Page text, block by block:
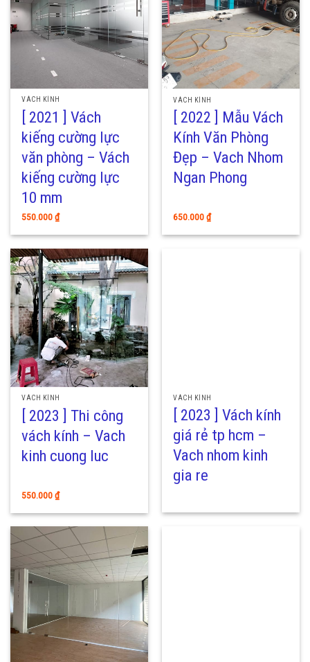
VÁCH KÍNH
[ 2021 ] Vách
kiếng cường lực
văn phòng – Vách
kiếng cường lực
10 mm
550.000₫
VÁCH KÍNH
[ 2022 ] Mẫu Vách
Kính Văn Phòng
Đẹp – Vach Nhom
Ngan Phong
650.000₫
VÁCH KÍNH
[ 2023 ] Thi công
vách kính – Vach
kinh cuong luc
550.000₫
VÁCH KÍNH
[ 2023 ] Vách kính
giá rẻ tp hcm –
Vach nhom kinh
gia re